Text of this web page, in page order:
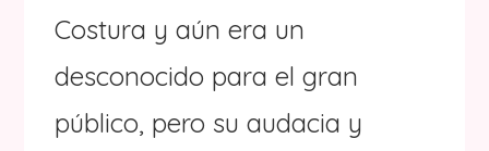
Costura y aún era un
desconocido para el gran
público, pero su audacia y